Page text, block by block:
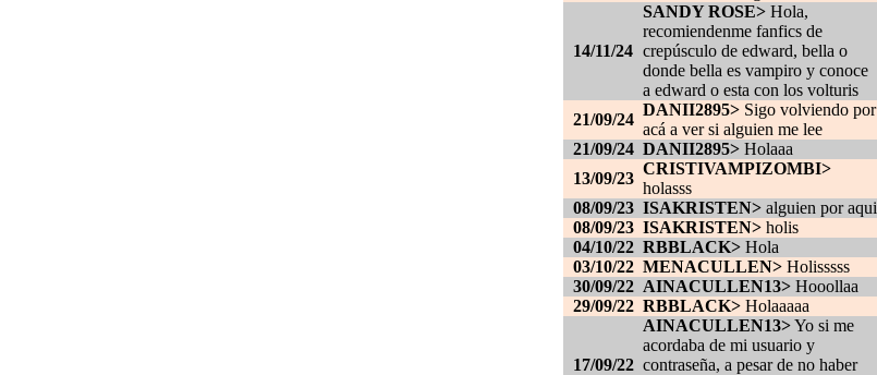
14/11/24
SANDY ROSE> Hola,
recomiendenme fanfics de
crepúsculo de edward, bella o
donde bella es vampiro y conoce
a edward o esta con los volturis
21/09/24
DANII2895> Sigo volviendo por
acá a ver si alguien me lee
21/09/24 DANII2895> Holaaa
13/09/23
CRISTIVAMPIZOMBI>
holasss
08/09/23 ISAKRISTEN> alguien por aqui
08/09/23 ISAKRISTEN> holis
04/10/22 RBBLACK> Hola
03/10/22 MENACULLEN> Holisssss
30/09/22 AINACULLEN13> Hooollaa
29/09/22 RBBLACK> Holaaaaa
17/09/22
AINACULLEN13>Yo si me
acordaba de mi usuario y
contraseña, a pesar de no haber